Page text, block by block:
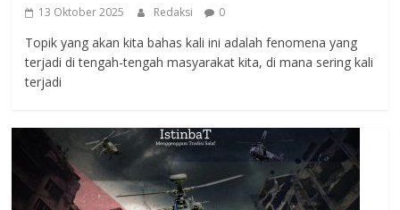
13 Oktober 2025 Redaksi 0
Topik yang akan kita bahas kali ini adalah fenomena yang
terjadi di tengah-tengah masyarakat kita, di mana sering kali
terjadi